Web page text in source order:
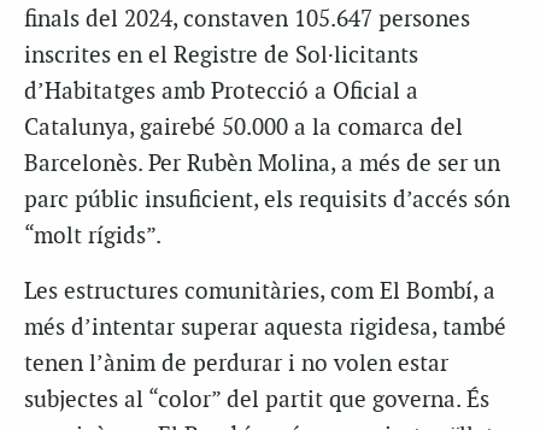
finals del 2024, constaven 105.647 persones
inscrites en el Registre de Sol·licitants
d’Habitatges amb Protecció a Oficial a
Catalunya, gairebé 50.000 a la comarca del
Barcelonès. Per Rubèn Molina, a més de ser un
parc públic insuficient, els requisits d’accés són
“molt rígids”.
Les estructures comunitàries, com El Bombí, a
més d’intentar superar aquesta rigidesa, també
tenen l’ànim de perdurar i no volen estar
subjectes al “color” del partit que governa. És